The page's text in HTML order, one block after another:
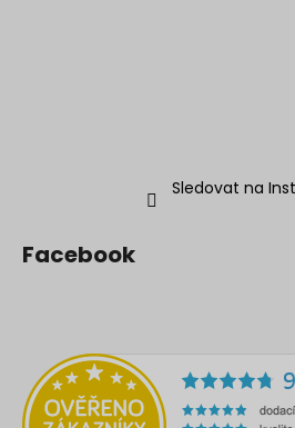
Sledovat na
Facebook